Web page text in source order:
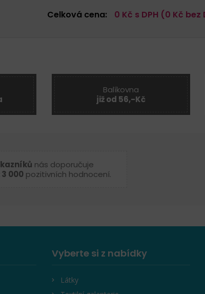
Celková cena: 0 Kč s DPH (0 Kč bez
Balíkovna
již od 56,-Kč
nás doporučuje
000 pozitivních hodnocení.
Vyberte si z nabídky
Látky